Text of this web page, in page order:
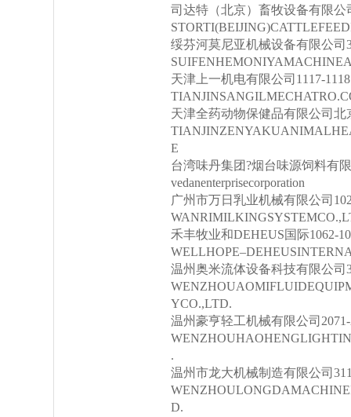
司达特（北京）畜牧设备有限公
绥芬河莫尼亚机械设备有限公司
天津上一机电有限公司1117-1118
天津全药动物保健品有限公司北
E
台湾味丹集团?烟台味源饲料有
vedanenterprisecorporation
广州市万日乳业机械有限公司
禾丰牧业和DEHEUS国际1062-
温州奥米流体设备科技有限公司
YCO.,LTD.
温州豪亨轻工机械有限公司2071-
.
温州市龙大机械制造有限公司
D.